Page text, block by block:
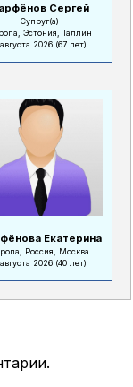
Сергей
Супруг(а)
Эстония, Таллин
2026 (67 лет)
Екатерина
Россия, Москва
2026 (40 лет)